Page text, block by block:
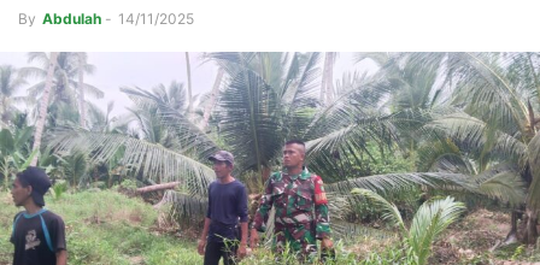
By Abdulah - 14/11/2025